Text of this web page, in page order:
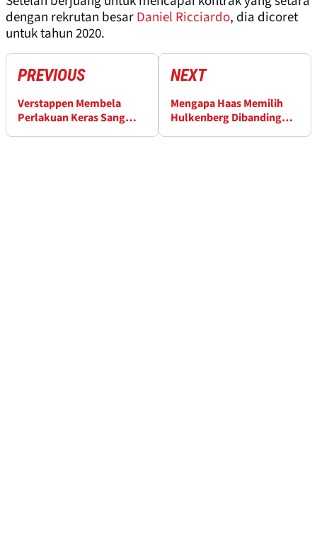
dengan rekrutan besarDaniel Ricciardo, dia dicoret
untuk tahun 2020.
PREVIOUS
Verstappen Membela
Perlakuan Keras Sang
NEXT
Mengapa Haas Memilih
Hulkenberg Dibanding